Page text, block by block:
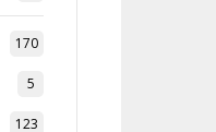
170
5
123